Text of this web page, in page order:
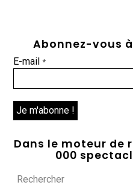
Abonnez-vous
E-mail*
Dans le moteur de
000